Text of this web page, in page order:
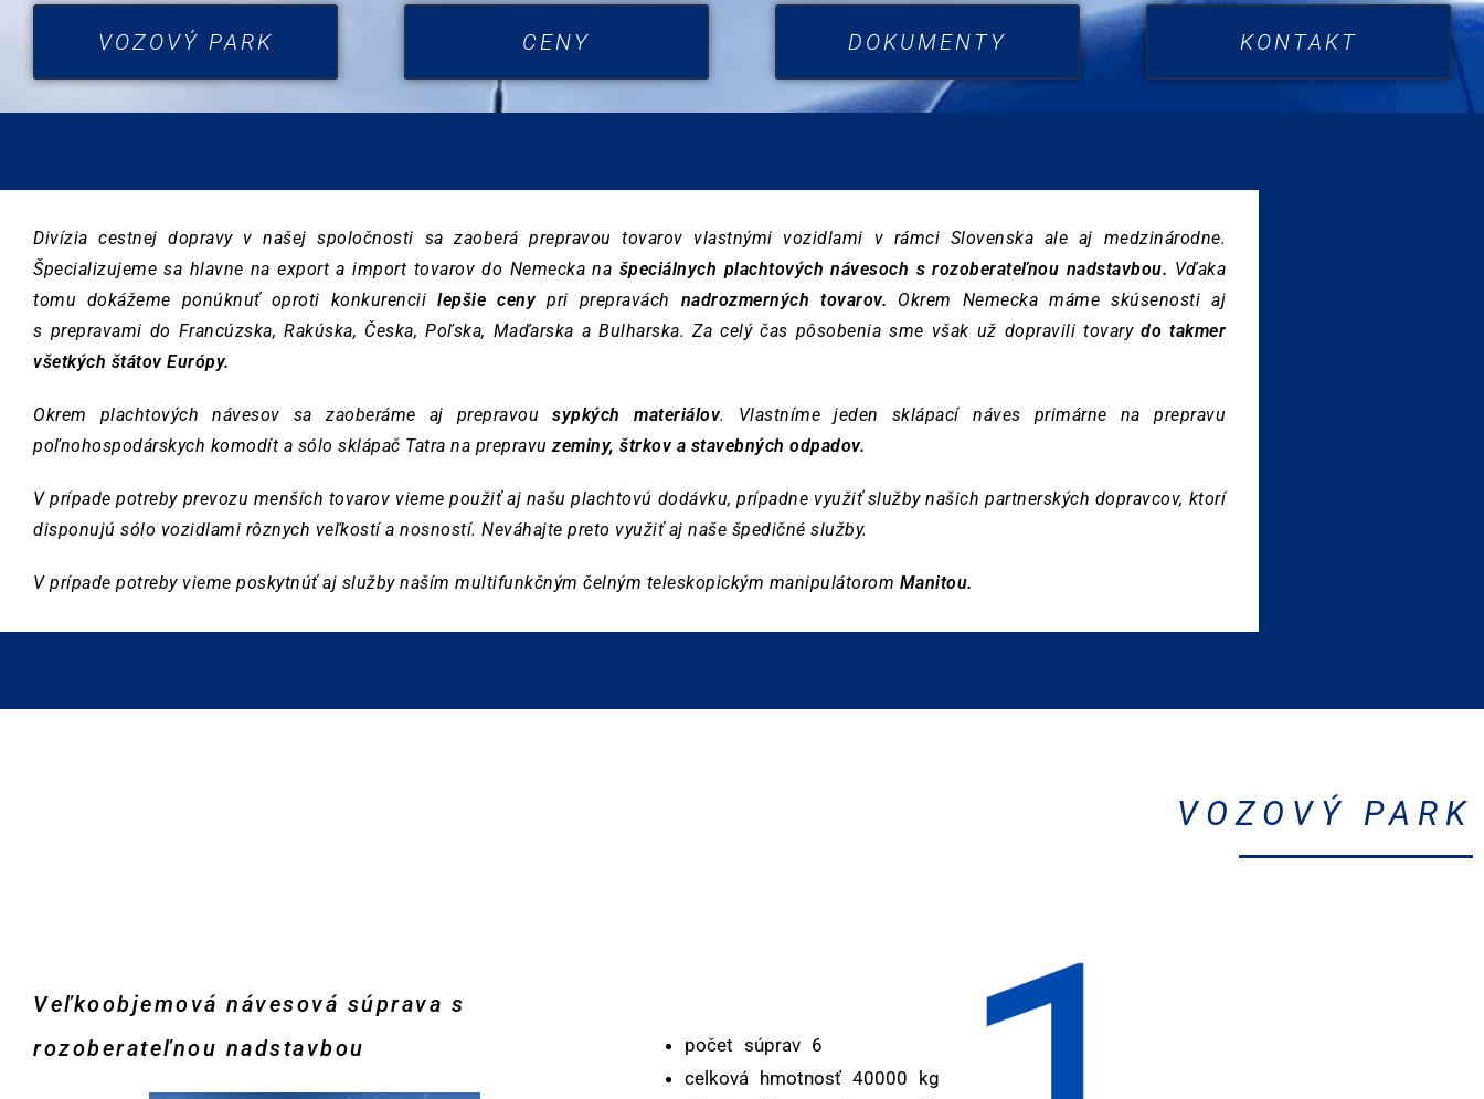
VOZOVÝ PARK CENY DOKUMENTY KONTAKT
Divízia cestnej dopravy v našej spoločnosti sa zaoberá prepravou tovarov vlastnými vozidlami v rámci Slovenska ale aj medzinárodne.
Špecializujeme sa hlavne na export a import tovarov do Nemecka na špeciálnych plachtových návesoch s rozoberateľnou nadstavbou. Vďaka
tomu dokážeme ponúknuť oproti konkurenciilepšie cenypri prepravách nadrozmerných tovarov. Okrem Nemecka máme skúsenosti aj
s prepravami do Francúzska, Rakúska, Česka, Poľska, Maďarska a Bulharska. Za celý čas pôsobenia sme však už dopravili tovary do takmer
všetkých štátov Európy.
Okrem plachtových návesov sa zaoberáme aj prepravousypkých materiálov. Vlastníme jeden sklápací náves primárne na prepravu
poľnohospodárskych komodít a sólo sklápač Tatra na prepravuzeminy, štrkov a stavebných odpadov.
V prípade potreby prevozu menších tovarov vieme použiť aj našu plachtovú dodávku, prípadne využiť služby našich partnerských dopravcov, ktorí
disponujú sólo vozidlami rôznych veľkostí a nosností. Neváhajte preto využiť aj naše špedičné služby.
V prípade potreby vieme poskytnúť aj služby naším multifunkčným čelným teleskopickým manipulátorom Manitou.
VOZOVÝ PARK
Veľkoobjemová návesová súprava s
rozoberateľnou nadstavbou
počet súprav 6
celková hmotnosť 40000 kg